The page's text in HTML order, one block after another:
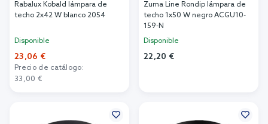
Rabalux Kobald lámpara de
techo 2x42 W blanco 2054
Disponible
23,06 €
Precio de catálogo:
33,00 €
Zuma Line Rondip lámpara de
techo 1x50 W negro ACGU10-
159-N
Disponible
22,20 €